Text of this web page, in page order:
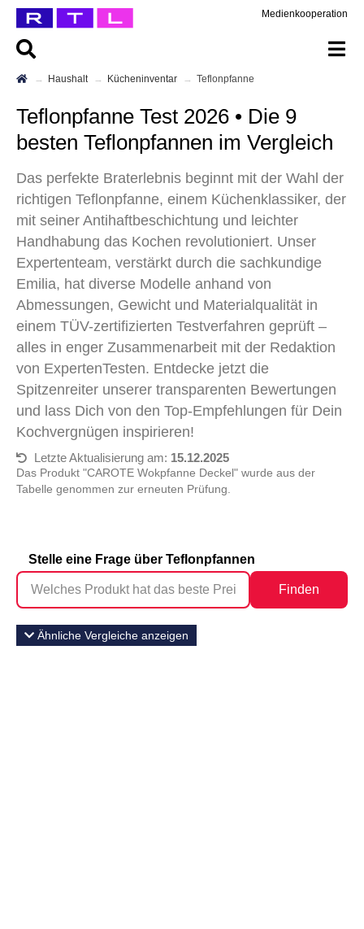
Medienkooperation
Haushalt Kücheninventar Teflonpfanne
Teflonpfanne Test 2026 • Die 9
besten Teflonpfannen im Vergleich
Das perfekte Braterlebnis beginnt mit der Wahl der
richtigen Teflonpfanne, einem Küchenklassiker, der
mit seiner Antihaftbeschichtung und leichter
Handhabung das Kochen revolutioniert. Unser
Expertenteam, verstärkt durch die sachkundige
Emilia, hat diverse Modelle anhand von
Abmessungen, Gewicht und Materialqualität in
einem TÜV-zertifizierten Testverfahren geprüft –
alles in enger Zusammenarbeit mit der Redaktion
von ExpertenTesten. Entdecke jetzt die
Spitzenreiter unserer transparenten Bewertungen
und lass Dich von den Top-Empfehlungen für Dein
Kochvergnügen inspirieren!
Letzte Aktualisierung am: 15.12.2025
Das Produkt "CAROTE Wokpfanne Deckel" wurde aus der
Tabelle genommen zur erneuten Prüfung.
Stelle eine Frage über Teflonpfannen
Finden
Ähnliche Vergleiche anzeigen